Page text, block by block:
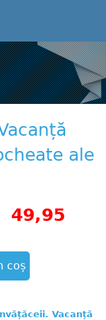
ale
49,95
Vacanță